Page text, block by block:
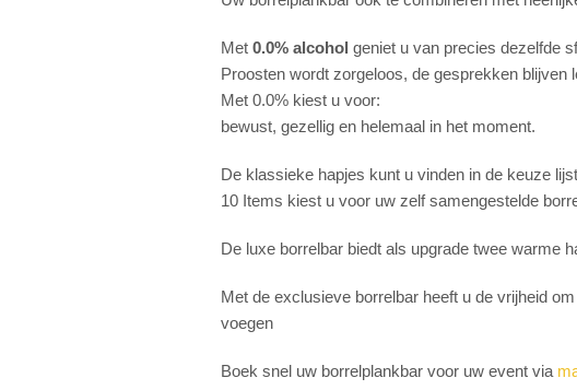
Met 0.0% alcohol geniet u van precies dezelfde
Proosten wordt zorgeloos, de gesprekken blijven
Met 0.0% kiest u voor:
bewust, gezellig en helemaal in het moment.
De klassieke hapjes kunt u vinden in de keuze
10 Items kiest u voor uw zelf samengestelde
De luxe borrelbar biedt als upgrade twee warme
Met de exclusieve borrelbar heeft u de vrijheid
voegen
Boek snel uw borrelplankbar voor uw event via